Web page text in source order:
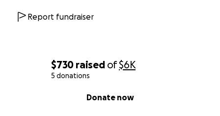
$730 raised of$6K
5 donations
Donate now
Report fundraiser